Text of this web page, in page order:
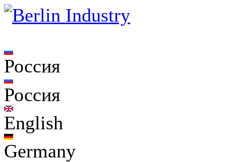
Россия
Россия
English
Germany